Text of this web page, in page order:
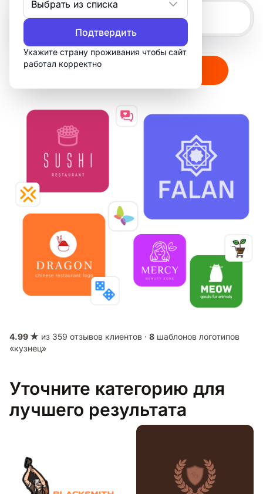
Выбрать из списка
Подтвердить
Укажите страну проживания чтобы сайт
работал корректно
Создать мой логотип
4.99 ★ из 359 отзывов клиентов · 8 шаблонов логотипов
«кузнец»
Уточните категорию для
лучшего результата